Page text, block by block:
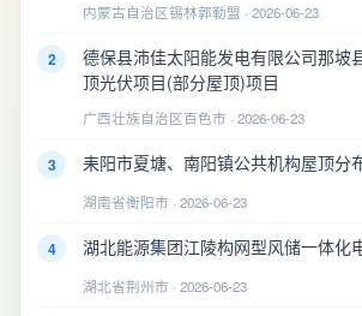
内蒙古自治区锡林郭勒盟 · 2026-06-23
2
德保县沛佳太阳能发电有限公司那坡
顶光伏项目(部分屋顶)项目
广西壮族自治区百色市 · 2026-06-23
3 耒阳市夏塘、南阳镇公共机构屋顶分
湖南省衡阳市 · 2026-06-23
4 湖北能源集团江陵构网型风储一体化
湖北省荆州市 · 2026-06-23